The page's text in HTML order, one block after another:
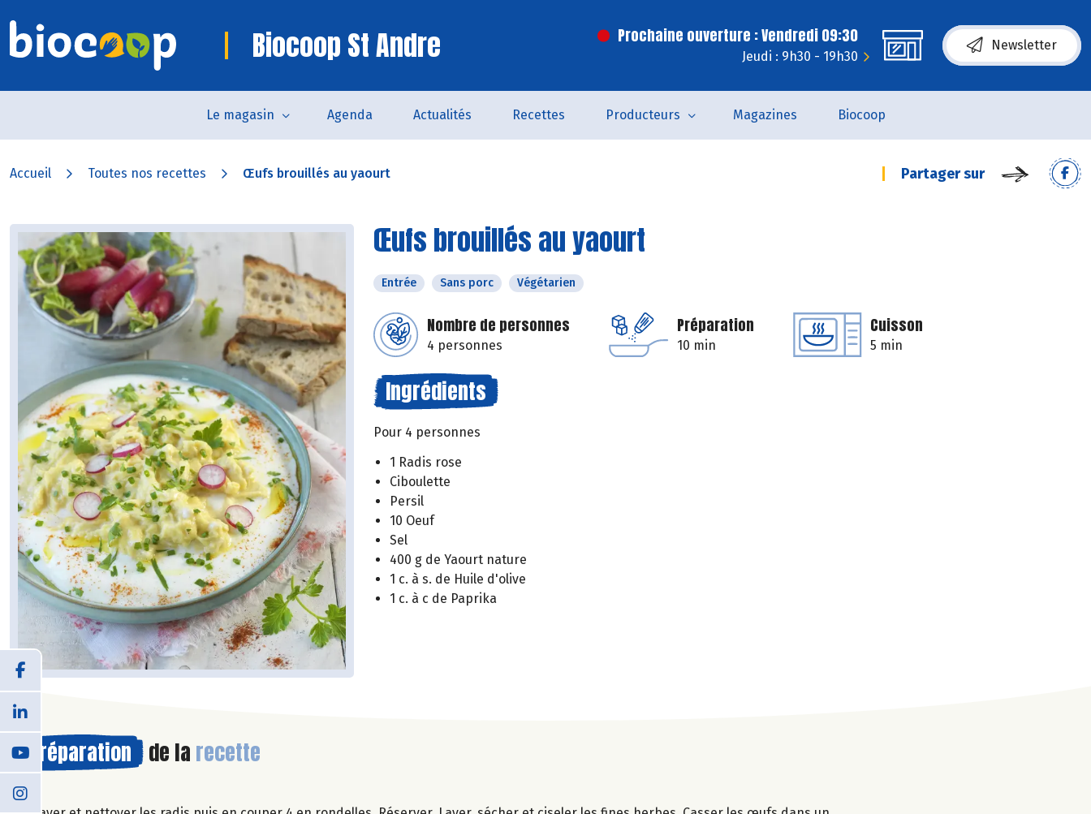
Biocoop St Andre Prochaine ouverture : Vendredi 09:30
Jeudi : 9h30 - 19h30
Newsletter
Le magasin Agenda Actualités Recettes Producteurs Magazines Biocoop
Accueil Toutes nos recettes Œufs brouillés au yaourt Partager sur
Œufs brouillés au yaourt
Entrée Sans porc Végétarien
Nombre de personnes
4 personnes
Préparation
10 min
Cuisson
5 min
Ingrédients
Pour 4 personnes
1 Radis rose
Ciboulette
Persil
10 Oeuf
Sel
400 g de Yaourt nature
1 c. à s. de Huile d'olive
1 c. à c de Paprika
Préparation de la recette